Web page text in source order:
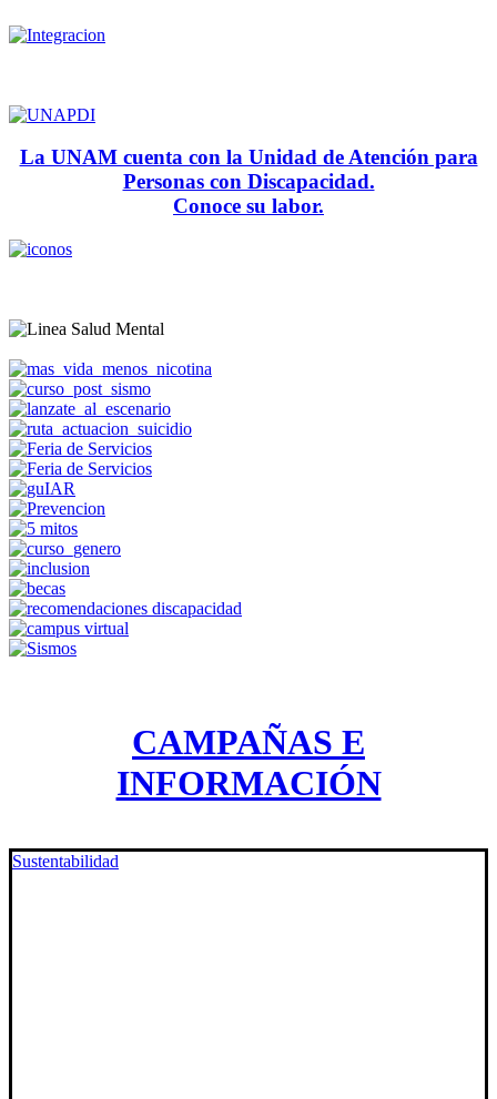
La UNAM cuenta con la Unidad de Atención para
Personas con Discapacidad.
Conoce su labor.
CAMPAÑAS E
INFORMACIÓN
Sustentabilidad